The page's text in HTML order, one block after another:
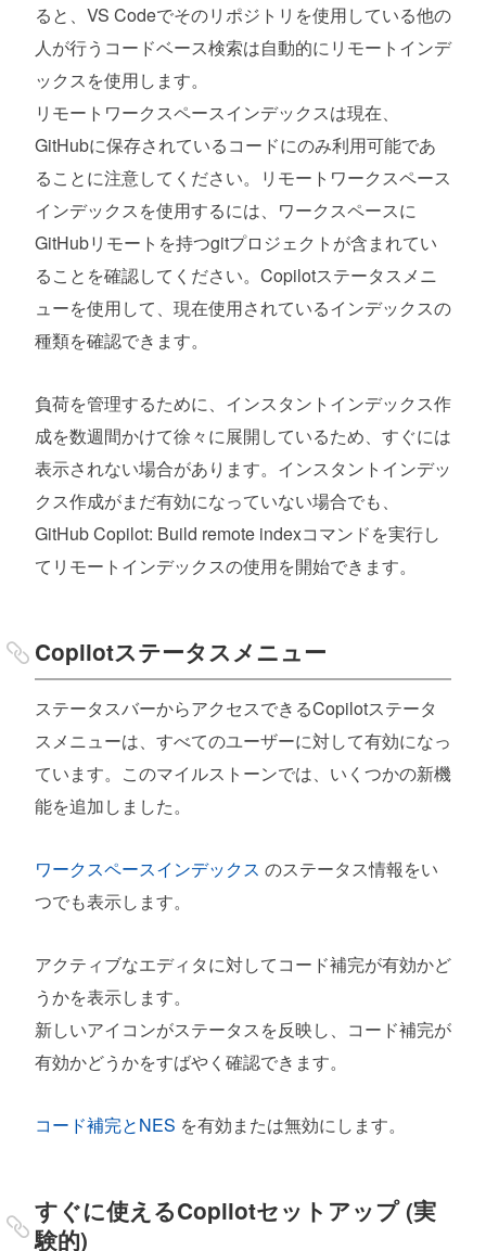
ると、VS Codeでそのリポジトリを使用している他の
人が行うコードベース検索は自動的にリモートインデ
ックスを使用します。
リモートワークスペースインデックスは現在、
GitHubに保存されているコードにのみ利用可能であ
ることに注意してください。リモートワークスペース
インデックスを使用するには、ワークスペースに
GitHubリモートを持つgitプロジェクトが含まれてい
ることを確認してください。Copilotステータスメニ
ューを使用して、現在使用されているインデックスの
種類を確認できます。
負荷を管理するために、インスタントインデックス作
成を数週間かけて徐々に展開しているため、すぐには
表示されない場合があります。インスタントインデッ
クス作成がまだ有効になっていない場合でも、
GitHub Copilot: Build remote indexコマンドを実行し
てリモートインデックスの使用を開始できます。
Copilotステータスメニュー
ステータスバーからアクセスできるCopilotステータ
スメニューは、すべてのユーザーに対して有効になっ
ています。このマイルストーンでは、いくつかの新機
能を追加しました。
ワークスペースインデックス のステータス情報をい
つでも表示します。
アクティブなエディタに対してコード補完が有効かど
うかを表示します。
新しいアイコンがステータスを反映し、コード補完が
有効かどうかをすばやく確認できます。
コード補完とNES を有効または無効にします。
すぐに使えるCopilotセットアップ (実
験的)